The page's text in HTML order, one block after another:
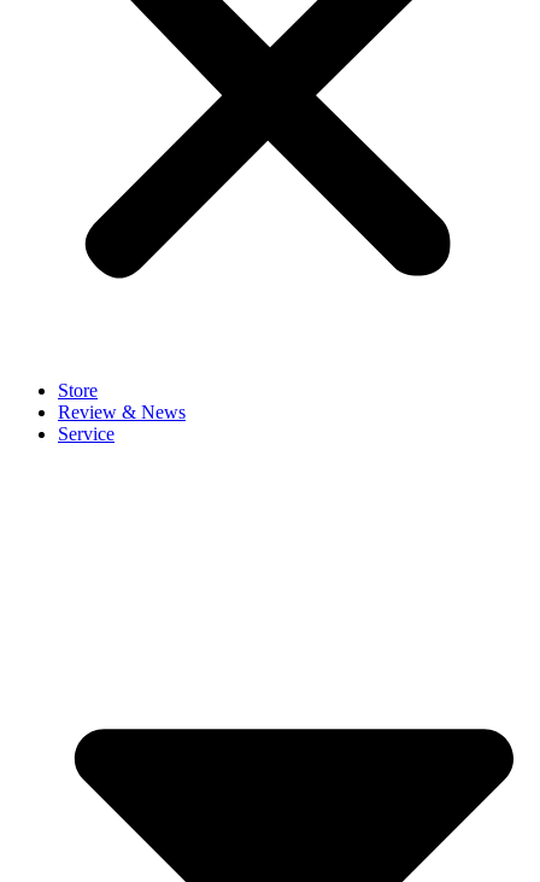
Store
Review & News
Service